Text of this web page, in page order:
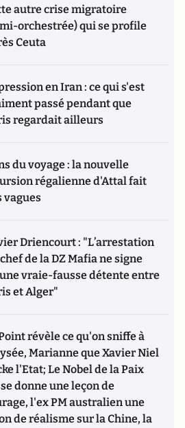
autre crise migratoire
orchestrée) qui se profile
Ceuta
en Iran : ce qui s'est
passé pendant que
regardait ailleurs
du voyage : la nouvelle
régalienne d'Attal fait
vagues
Driencourt : "L’arrestation
de la DZ Mafia ne signe
vraie-fausse détente entre
et Alger"
révèle ce qu'on sniffe à
Marianne que Xavier Niel
l'Etat; Le Nobel de la Paix
donne une leçon de
l'ex PM australien une
de réalisme sur la Chine, la